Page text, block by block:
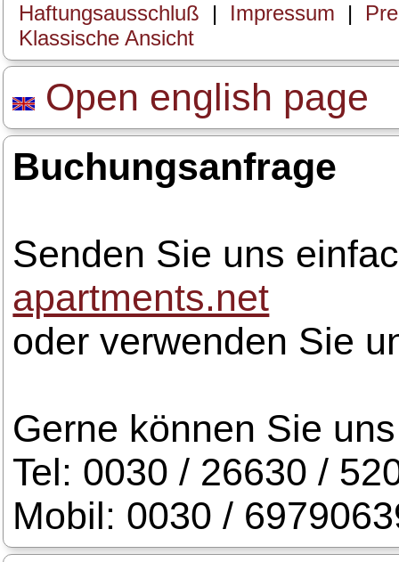
Haftungsausschluß | Impressum |
Klassische Ansicht
Open english page
Buchungsanfrage
Senden Sie uns
apartments.net
oder verwenden Sie
Gerne können Sie
Tel: 0030 / 26630 /
Mobil: 0030 /